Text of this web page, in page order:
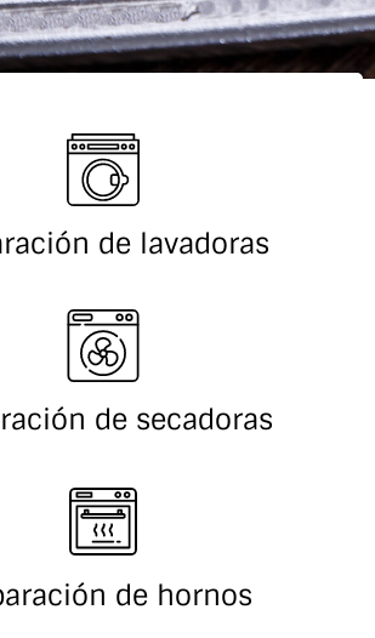
de lavadoras
de secadoras
de hornos